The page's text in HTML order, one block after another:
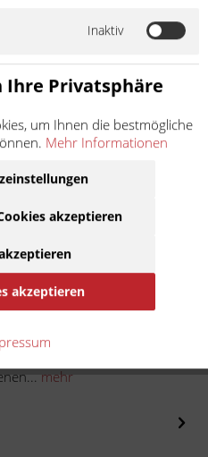
im Auftrag oder mit
In denWarenkorb
mehr
Inaktiv
Privatsphäre
um Ihnen die bestmögliche
Mehr Informationen
akzeptieren
akzeptieren